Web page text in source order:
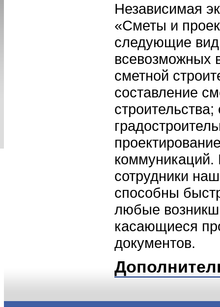
Независимая
«Сметы и
следующие
всевозможных
сметной
составление
сотрудники
способны
любые
касающиеся
документов.